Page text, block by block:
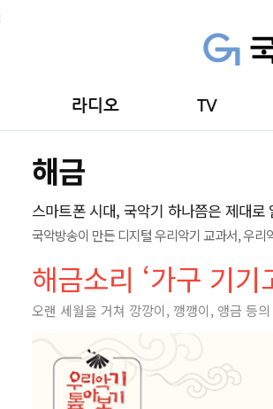
라디오 TV
해금
스마트폰 시대, 국악기 하나쯤은 제대로
국악방송이 만든 디지털 우리악기 교과서, 우리
해금소리 ‘가구 기
오랜 세월을 거쳐 깡깡이, 깽깽이, 앵금 등